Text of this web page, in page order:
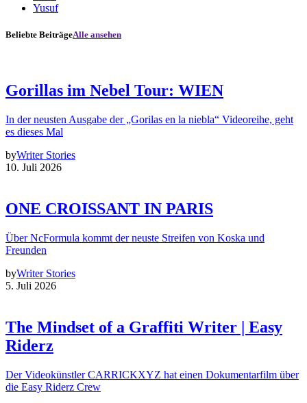
Yusuf
Beliebte BeiträgeAlle ansehen
Gorillas im Nebel Tour: WIEN
In der neusten Ausgabe der „Gorilas en la niebla“ Videoreihe, geht
es dieses Mal
byWriter Stories
10. Juli 2026
ONE CROISSANT IN PARIS
Über NcFormula kommt der neuste Streifen von Koska und
Freunden
byWriter Stories
5. Juli 2026
The Mindset of a Graffiti Writer | Easy
Riderz
Der Videokünstler CARRICKXYZ hat einen Dokumentarfilm über
die Easy Riderz Crew